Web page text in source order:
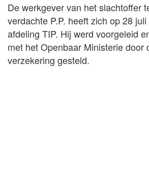
De werkgever van het slachtoffer
verdachte P.P. heeft zich op 28
afdeling TIP. Hij werd voorgeleid
met het Openbaar Ministerie door
verzekering gesteld.